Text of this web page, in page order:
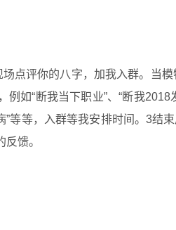
场点评你的八字，加我入群。当
如“断我当下职业”、“断我2018
”等等，入群等我安排时间。3结
馈。